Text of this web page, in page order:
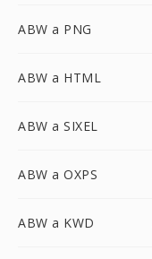
ABW a PNG
ABW a HTML
ABW a SIXEL
ABW a OXPS
ABW a KWD